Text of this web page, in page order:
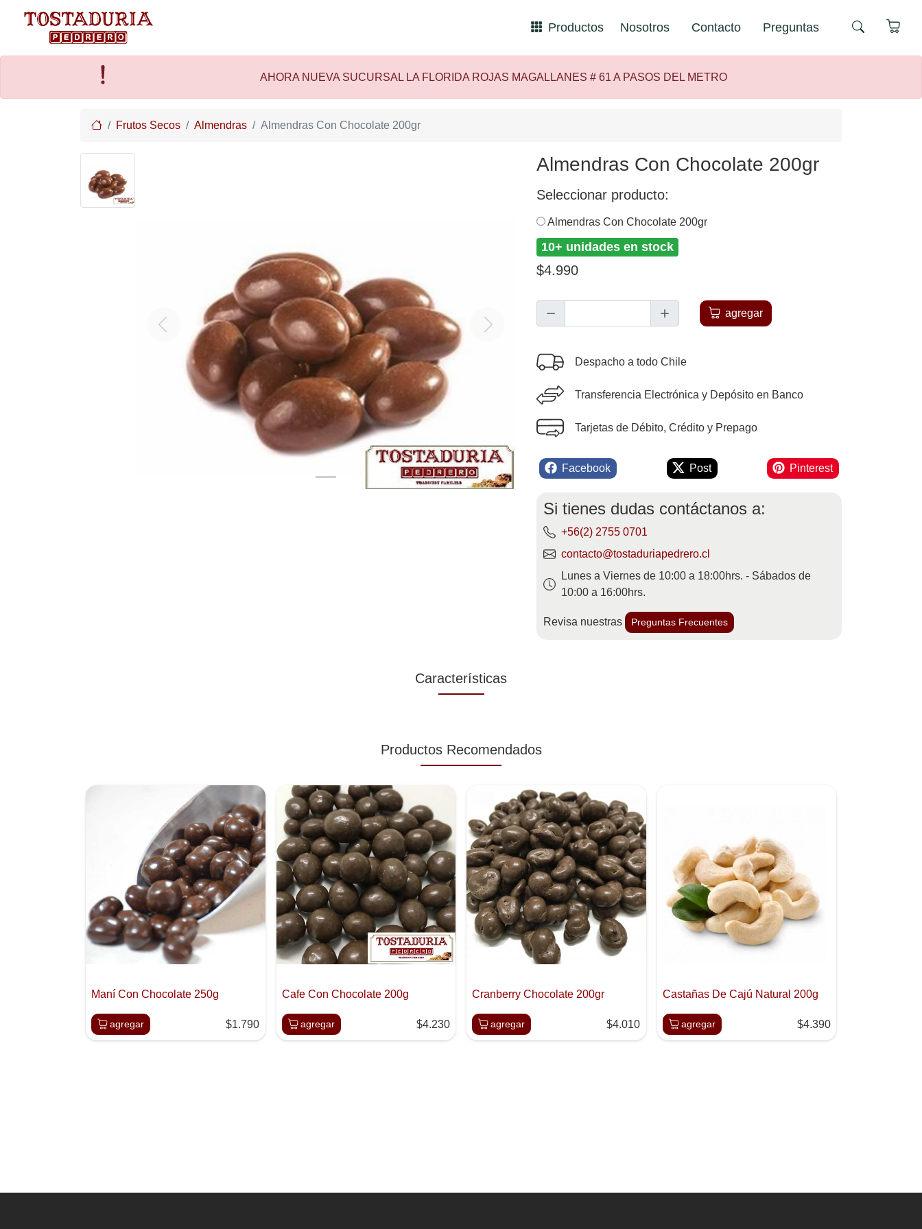
Productos Nosotros Contacto Preguntas
AHORA NUEVA SUCURSAL LA FLORIDA ROJAS MAGALLANES # 61 A PASOS DEL METRO
HomeFrutos Secos Almendras Almendras Con Chocolate 200gr
Previous Next
Almendras Con Chocolate 200gr
Seleccionar producto:
Almendras Con Chocolate 200gr
10+ unidades en stock
$4.990
agregar
Despacho a todo Chile
Transferencia Electrónica y Depósito en Banco
Tarjetas de Débito, Crédito y Prepago
Facebook Post Pinterest
Si tienes dudas contáctanos a:
+56(2) 2755 0701
contacto@tostaduriapedrero.cl
Lunes a Viernes de 10:00 a 18:00hrs. - Sábados de
10:00 a 16:00hrs.
Revisa nuestras Preguntas Frecuentes
Características
Productos Recomendados
Maní Con Chocolate 250g
agregar $1.790
Cafe Con Chocolate 200g
agregar $4.230
Cranberry Chocolate 200gr
agregar $4.010
Castañas De Cajú Natural 200g
agregar $4.390